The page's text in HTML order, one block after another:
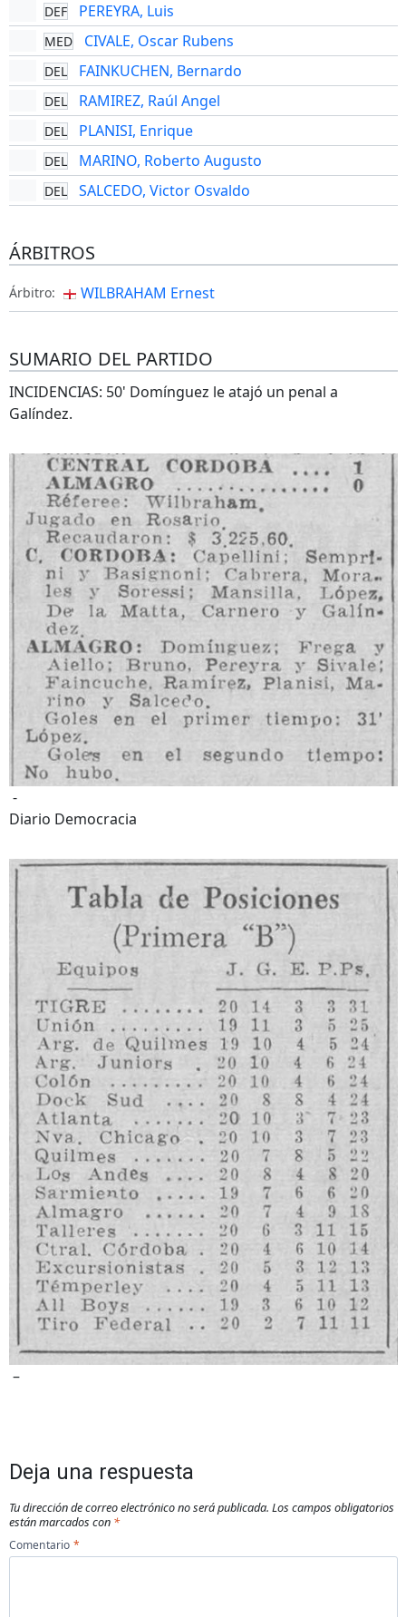
DEF PEREYRA, Luis
MED CIVALE, Oscar Rubens
DEL FAINKUCHEN, Bernardo
DEL RAMIREZ, Raúl Angel
DEL PLANISI, Enrique
DEL MARINO, Roberto Augusto
DEL SALCEDO, Victor Osvaldo
ÁRBITROS
Árbitro: WILBRAHAM Ernest
SUMARIO DEL PARTIDO
INCIDENCIAS: 50' Domínguez le atajó un penal a
Galíndez.
-
Diario Democracia
–
Deja una respuesta
Tu dirección de correo electrónico no será publicada. Los campos obligatorios
están marcados con *
Comentario *